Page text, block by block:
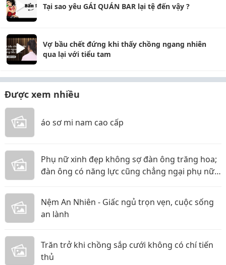
Tại sao yêu GÁI QUÁN BAR lại tệ đến vậy ?
Vợ bầu chết đứng khi thấy chồng ngang nhiên
qua lại với tiểu tam
Được xem nhiều
áo sơ mi nam cao cấp
Phụ nữ xinh đẹp không sợ đàn ông trăng hoa;
đàn ông có năng lực cũng chẳng ngại phụ nữ
Nệm An Nhiên - Giấc ngủ trọn vẹn, cuộc sống
an lành
Trăn trở khi chồng sắp cưới không có chí tiến
thủ